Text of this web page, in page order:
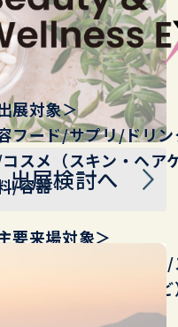
展対象＞
フード/ サプリ/ドリ
コスメ（スキン・ヘア
/容器…
要来場対象＞
容系施設（エステ/ヨ
設（鍼灸/接骨/整体な
貨…
出展検討へ